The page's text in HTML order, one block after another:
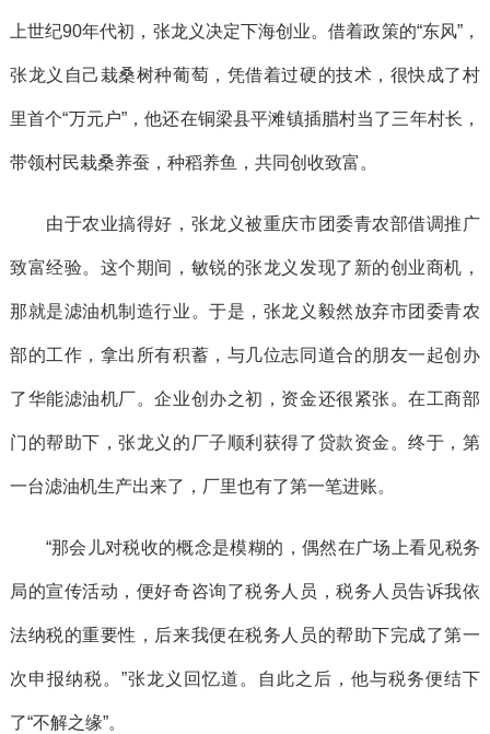
上世纪90年代初，张龙义决定下海创业。借着政策的“东风”，
张龙义自己栽桑树种葡萄，凭借着过硬的技术，很快成了村
里首个“万元户”，他还在铜梁县平滩镇插腊村当了三年村长，
带领村民栽桑养蚕，种稻养鱼，共同创收致富。
由于农业搞得好，张龙义被重庆市团委青农部借调推广
致富经验。这个期间，敏锐的张龙义发现了新的创业商机，
那就是滤油机制造行业。于是，张龙义毅然放弃市团委青农
部的工作，拿出所有积蓄，与几位志同道合的朋友一起创办
了华能滤油机厂。企业创办之初，资金还很紧张。在工商部
门的帮助下，张龙义的厂子顺利获得了贷款资金。终于，第
一台滤油机生产出来了，厂里也有了第一笔进账。
“那会儿对税收的概念是模糊的，偶然在广场上看见税务
局的宣传活动，便好奇咨询了税务人员，税务人员告诉我依
法纳税的重要性，后来我便在税务人员的帮助下完成了第一
次申报纳税。”张龙义回忆道。自此之后，他与税务便结下
了“不解之缘”。